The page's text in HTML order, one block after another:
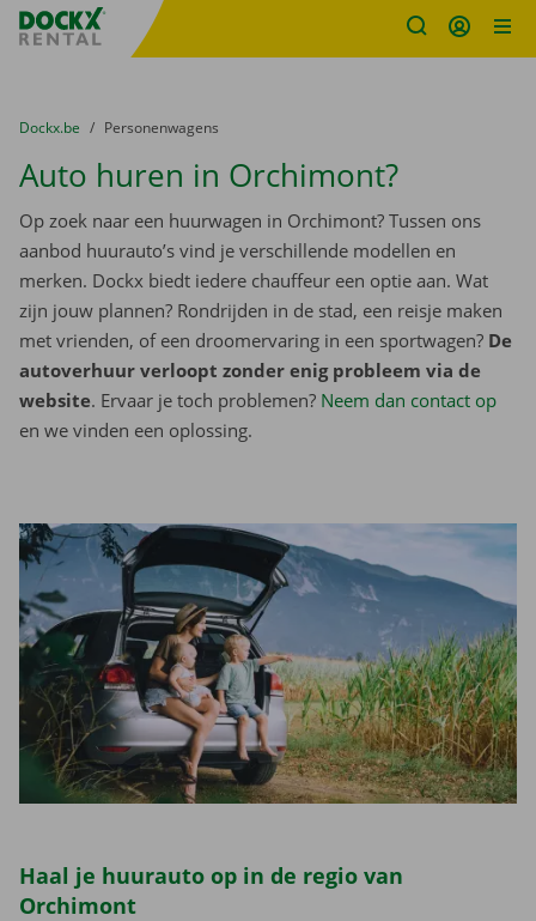
Fratello DEMO
U bevindt zich hier:
van
Dockx.be naar
Personenwagens
Auto huren in Orchimont?
Op zoek naar een huurwagen in Orchimont? Tussen ons
aanbod huurauto’s vind je verschillende modellen en
merken. Dockx biedt iedere chauffeur een optie aan. Wat
zijn jouw plannen? Rondrijden in de stad, een reisje maken
met vrienden, of een droomervaring in een sportwagen? De
autoverhuur verloopt zonder enig probleem via de
website. Ervaar je toch problemen? Neem dan contact op
en we vinden een oplossing.
Haal je huurauto op in de regio van
Orchimont